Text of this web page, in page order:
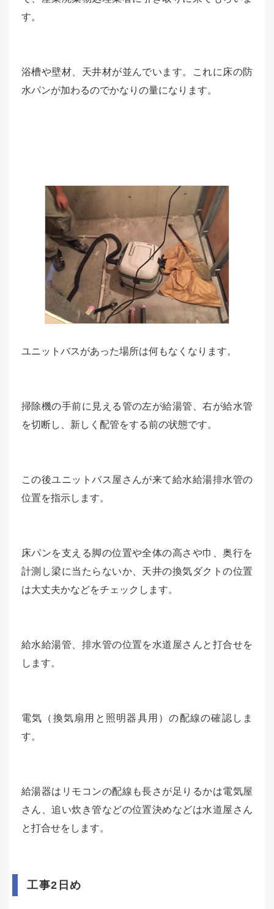
す。
浴槽や壁材、天井材が並んでいます。これに床の防
水パンが加わるのでかなりの量になります。
ユニットバスがあった場所は何もなくなります。
掃除機の手前に見える管の左が給湯管、右が給水管
を切断し、新しく配管をする前の状態です。
この後ユニットバス屋さんが来て給水給湯排水管の
位置を指示します。
床パンを支える脚の位置や全体の高さや巾、奥行を
計測し梁に当たらないか、天井の換気ダクトの位置
は大丈夫かなどをチェックします。
給水給湯管、排水管の位置を水道屋さんと打合せを
します。
電気（換気扇用と照明器具用）の配線の確認しま
す。
給湯器はリモコンの配線も長さが足りるかは電気屋
さん、追い炊き管などの位置決めなどは水道屋さん
と打合せをします。
工事2日め